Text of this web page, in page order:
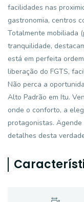
facilidades nas
gastronomia, centros
Totalmente mobiliada
tranquilidade,
está em perfeita
liberação do FGTS,
Não perca a
Alto Padrão em Itu.
onde o conforto, a
protagonistas.
detalhes desta